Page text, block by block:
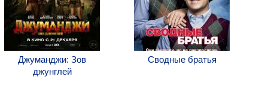
Джуманджи: Зов
джунглей
Сводные братья